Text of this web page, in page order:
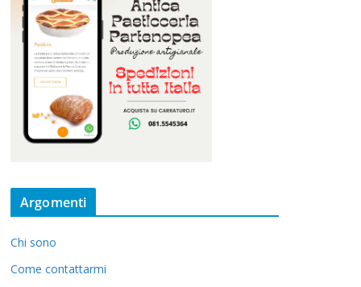
Argomenti
Chi sono
Come contattarmi